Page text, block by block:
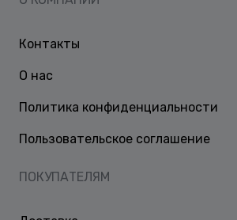
ПОКУПАТЕЛЯМ
Контакты
О нас
Политика конфиденциальности
Пользовательское соглашение